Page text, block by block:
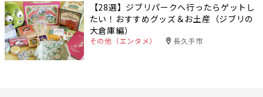
【28選】ジブリパークへ行ったらゲットし
たい！おすすめグッズ＆お土産（ジブリの
大倉庫編）
その他（エンタメ） 長久手市